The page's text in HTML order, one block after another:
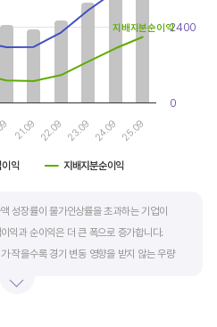
익 지배지분순이익
21.09 22.09 23.09 24.09 25.09
0
2400
지배지분순이익
성장률이 물가인상률을 초과하는 기업이
익과 순이익은 더 큰 폭으로 증가합니다.
작을수록 경기 변동 영향을 받지 않는 우량